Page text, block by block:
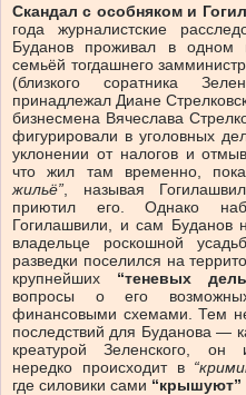
Скандал с особняком и
года журналистские
Буданов проживал в
семьёй тогдашнего
(близкого соратника
принадлежал Диане
бизнесмена Вячеслава
фигурировали в уголовных
уклонении от налогов и
что жил там временно,
жильё” , называя
приютил его. Однако
Гогилашвили, и сам Буданов
владельце роскошной
разведки поселился на
крупнейших “теневых
вопросы о его
финансовыми схемами. Тем
последствий для Буданова —
креатурой Зеленского, он
нередко происходит в
где силовики сами “крышуют”